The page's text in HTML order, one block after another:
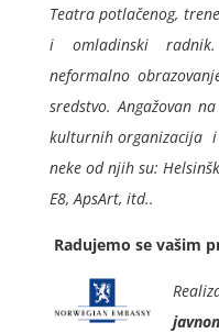
Teatra potlačenog,
i omladinski
neformalno
sredstvo. Angažovan
kulturnih organizacija i
neke od njih su:
E8, ApsArt, itd..
Radujemo se vašim